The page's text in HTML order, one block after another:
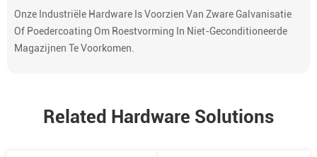
Onze Industriële Hardware Is Voorzien Van Zware Galvanisatie
Of Poedercoating Om Roestvorming In Niet-Geconditioneerde
Magazijnen Te Voorkomen.
Related Hardware Solutions